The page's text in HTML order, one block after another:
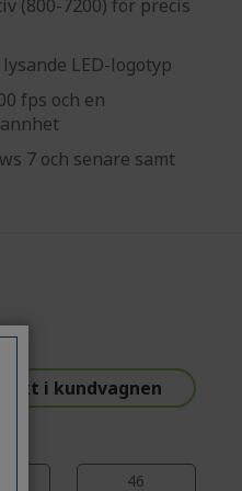
(800-7200) för precis
LED-logotyp
fps och en
7 och senare samt
i kundvagnen
45